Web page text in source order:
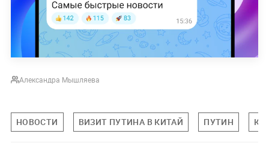
Александра Мышляева
НОВОСТИ ВИЗИТ ПУТИНА В КИТАЙ ПУТИН